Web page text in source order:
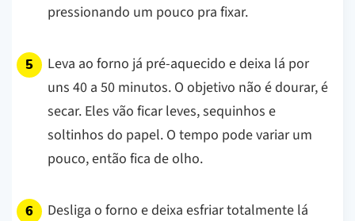
pressionando um pouco pra fixar.
Leva ao forno já pré-aquecido e deixa lá por
uns 40 a 50 minutos. O objetivo não é dourar, é
secar. Eles vão ficar leves, sequinhos e
soltinhos do papel. O tempo pode variar um
pouco, então fica de olho.
Desliga o forno e deixa esfriar totalmente lá